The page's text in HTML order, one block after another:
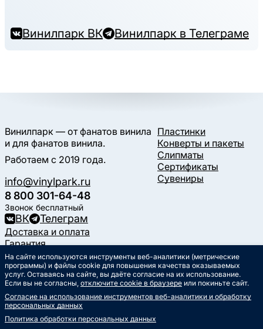
Винилпарк ВК Винилпарк в Телеграме
Винилпарк — от фанатов винила
и для фанатов винила.
Работаем с 2019 года.
info@vinylpark.ru
8 800 301-64-48
Звонок бесплатный
ВК Телеграм
Пластинки
Конверты и пакеты
Слипматы
Сертификаты
Сувениры
Доставка и оплата
Гарантия
Контакты
Статьи
Музыкальный календарь
Документы
Публичная оферта
Политика обработки
Согласие на обработкуперсональных данных
На сайте используются инструменты веб-аналитики (метрические
программы) и файлы cookie для повышения качества оказываемых
услуг. Оставаясь на сайте, вы даёте согласие на их использование.
Если вы не согласны, отключите cookie в браузере или покиньте сайт.
Согласие на использование инструментов веб-аналитики и обработку
персональных данных
Политика обработки персональных данных